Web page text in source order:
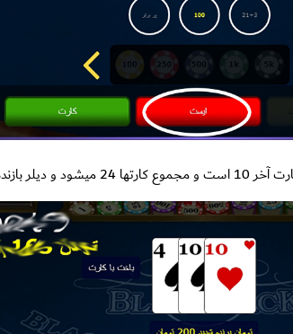
شده است.